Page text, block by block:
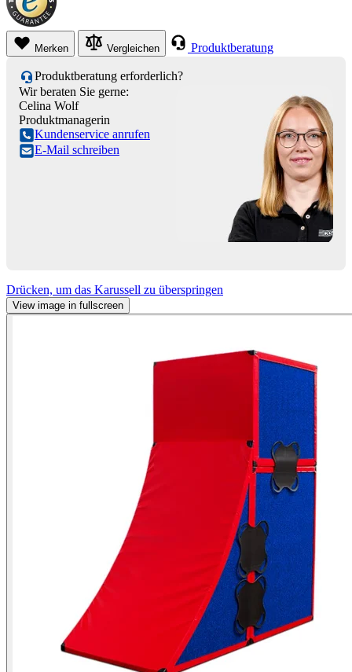
Merken Vergleichen Produktberatung
Produktberatung erforderlich?
Wir beraten Sie gerne:
Celina Wolf
Produktmanagerin
Kundenservice anrufen
E-Mail schreiben
Drücken, um das Karussell zu überspringen
View image in fullscreen